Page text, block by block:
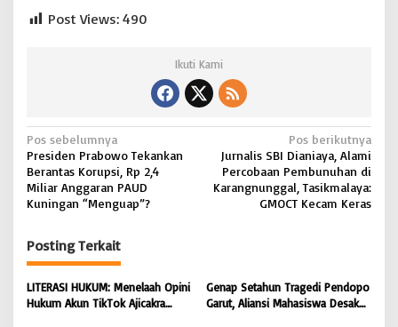
Post Views: 490
Ikuti Kami
N
a
v
g
a
s
Pos sebelumnya
Presiden Prabowo Tekankan
Berantas Korupsi, Rp 2,4
Miliar Anggaran PAUD
Kuningan “Menguap”?
Pos berikutnya
Jurnalis SBI Dianiaya, Alami
Percobaan Pembunuhan di
Karangnunggal, Tasikmalaya:
GMOCT Kecam Keras
Posting Terkait
LITERASI HUKUM: Menelaah Opini
Hukum Akun TikTok Ajicakra
Genap Setahun Tragedi Pendopo
Garut, Aliansi Mahasiswa Desak